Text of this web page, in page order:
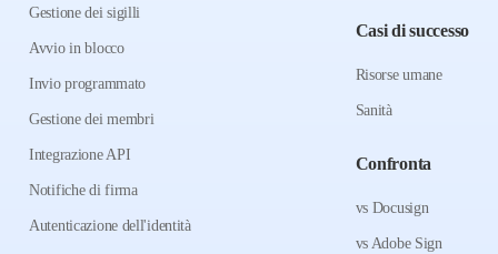
Gestione dei sigilli
Avvio in blocco
Invio programmato
Gestione dei membri
Integrazione API
Notifiche di firma
Autenticazione dell'identità
Casi di successo
Risorse umane
Sanità
Confronta
vs Docusign
vs Adobe Sign